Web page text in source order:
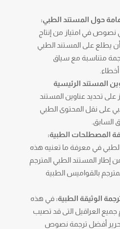
حول المستند الطبي:
في امتياز من إنتاج
يطلع على المستند الطبي
متناسبة مع سياق
المستند الرئيسية
على تحديد عناوين المستند
على نقل المحتوى الطبي
السابق.
المصطلحات الطبية:
في معرفة ما تعنيه هذه
المستند الطبي المترجم
بالقواميس الطبية
الوثيقة الطبية: في هذه
العراقيل التى قد تصيب
تحرير أفضل ترجمة نصوص